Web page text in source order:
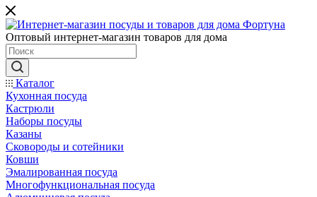
Оптовый интернет-магазин товаров для дома
Каталог
Кухонная посуда
Кастрюли
Наборы посуды
Казаны
Сковороды и сотейники
Ковши
Эмалированная посуда
Многофункциональная посуда